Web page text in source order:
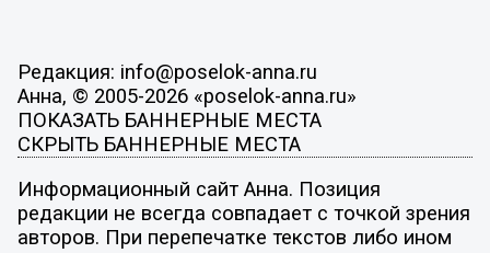
Редакция: info@poselok-anna.ru
Анна, © 2005-2026 «poselok-anna.ru»
ПОКАЗАТЬ БАННЕРНЫЕ МЕСТА
СКРЫТЬ БАННЕРНЫЕ МЕСТА
Информационный сайт Анна. Позиция
редакции не всегда совпадает с точкой зрения
авторов. При перепечатке текстов либо ином